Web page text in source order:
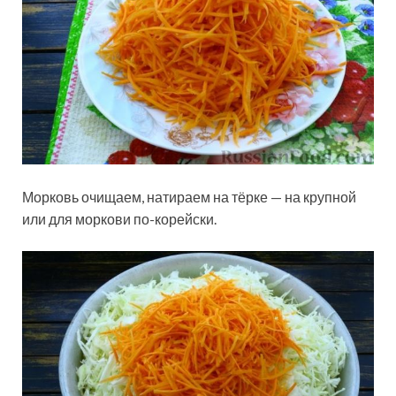
Морковь очищаем, натираем на тёрке — на крупной
или для моркови по-корейски.